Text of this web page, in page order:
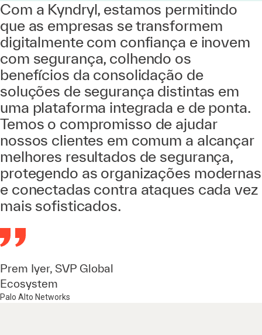
Com a Kyndryl, estamos permitindo
que as empresas se transformem
digitalmente com confiança e inovem
com segurança, colhendo os
benefícios da consolidação de
soluções de segurança distintas em
uma plataforma integrada e de ponta.
Temos o compromisso de ajudar
nossos clientes em comum a alcançar
melhores resultados de segurança,
protegendo as organizações modernas
e conectadas contra ataques cada vez
mais sofisticados.
Prem Iyer, SVP Global
Ecosystem
Palo Alto Networks